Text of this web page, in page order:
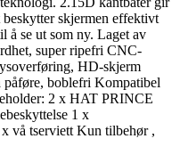
skjermen effektivt
å se ut som ny. Laget av
super ripefri CNC-
HD-skjerm
boblefri Kompatibel
2 x HAT PRINCE
1 x
vå tserviett Kun tilbehør ,